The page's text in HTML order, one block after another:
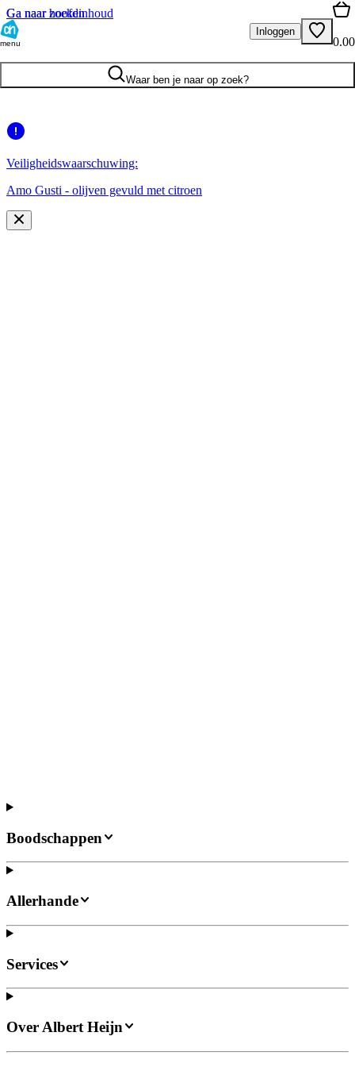
Ga naar hoofdinhoud
Ga naar zoeken
menu
Inloggen
0.00
Waar ben je naar op zoek?
Veiligheidswaarschuwing:
Amo Gusti - olijven gevuld met citroen
Boodschappen
Allerhande
Services
Over Albert Heijn